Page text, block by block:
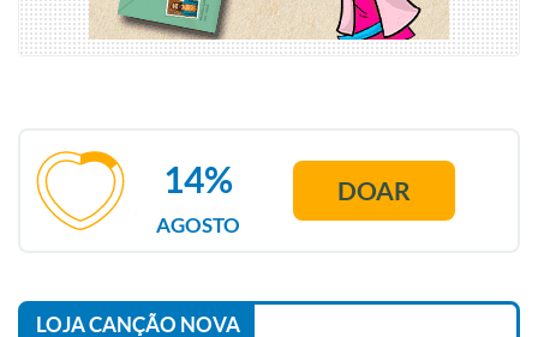
AGOSTO
14% DOAR
LOJA CANÇÃO NOVA